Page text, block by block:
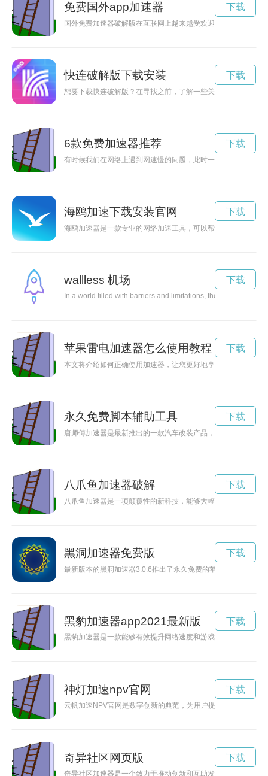
免费国外app加速器
国外免费加速器破解版在互联网上越来越受欢迎，许多用户通
下载
快连破解版下载安装
想要下载快连破解版？在寻找之前，了解一些关键信息是非常
下载
6款免费加速器推荐
有时候我们在网络上遇到网速慢的问题，此时一个好用又免费
下载
海鸥加速下载安装官网
海鸥加速器是一款专业的网络加速工具，可以帮助用户快速访
下载
wallless 机场
In a world filled with barriers and limitations, the concept of
下载
苹果雷电加速器怎么使用教程
本文将介绍如何正确使用加速器，让您更好地享受网络世界。
下载
永久免费脚本辅助工具
唐师傅加速器是最新推出的一款汽车改装产品，能够有效提升
下载
八爪鱼加速器破解
八爪鱼加速器是一项颠覆性的新科技，能够大幅提升八爪鱼的
下载
黑洞加速器免费版
最新版本的黑洞加速器3.0.6推出了永久免费的苹果版，用户可
下载
黑豹加速器app2021最新版
黑豹加速器是一款能够有效提升网络速度和游戏体验的加速器
下载
神灯加速npv官网
云帆加速NPV官网是数字创新的典范，为用户提供创新技术与
下载
奇异社区网页版
奇异社区加速器是一个致力于推动创新和互助发展的平台，为
下载